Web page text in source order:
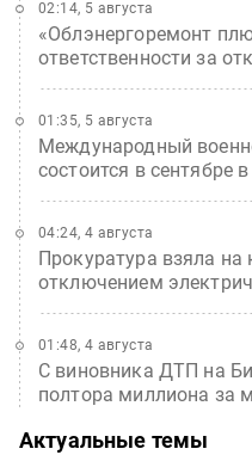
«Облэнергоремонт
ответственности за
02:14, 5 августа
Международный
состоится в сентябре
01:35, 5 августа
Прокуратура взяла
отключением
04:24, 4 августа
С виновника ДТП на
полтора миллиона за
01:48, 4 августа
Актуальные темы